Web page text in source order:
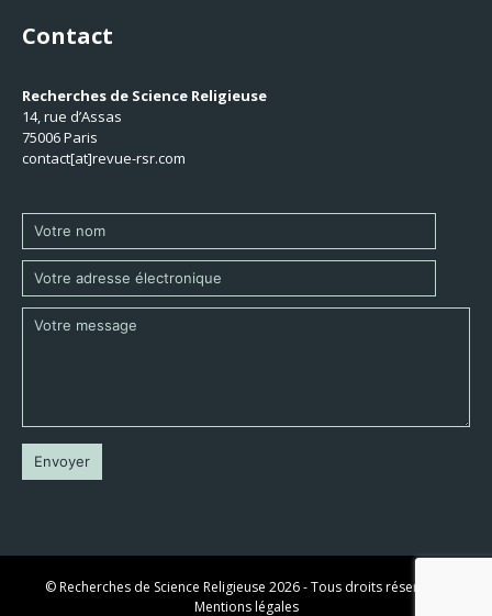
Contact
Recherches de Science Religieuse
14, rue d’Assas
75006 Paris
contact[at]revue-rsr.com
© Recherches de Science Religieuse 2026 - Tous droits réservés -
Mentions légales